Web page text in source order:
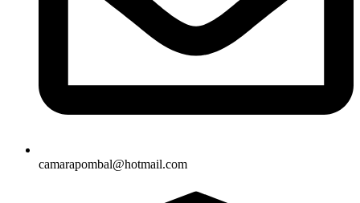
camarapombal@hotmail.com